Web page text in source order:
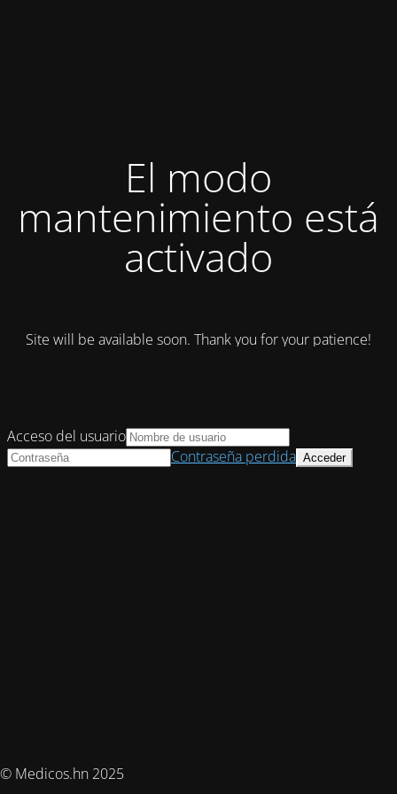
El modo
mantenimiento está
activado
Site will be available soon. Thank you for your patience!
© Medicos.hn 2025
Acceso del usuario
Contraseña perdida